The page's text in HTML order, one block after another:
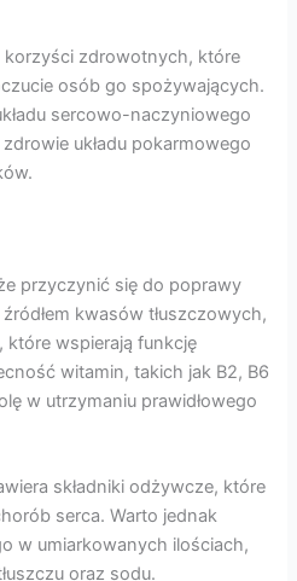
korzyści zdrowotnych, które
osób go spożywających.
sercowo-naczyniowego
układu pokarmowego
przyczynić się do poprawy
kwasów tłuszczowych,
wspierają funkcję
witamin, takich jak B2, B6
w utrzymaniu prawidłowego
składniki odżywcze, które
serca. Warto jednak
w umiarkowanych ilościach,
oraz sodu.